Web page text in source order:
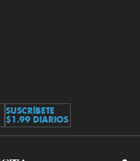
SUSCRÍBETE
$1.99 DIARIOS